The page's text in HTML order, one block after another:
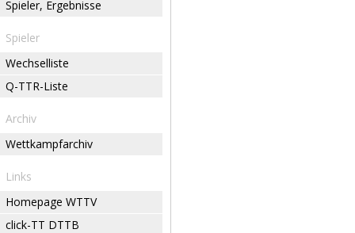
Spieler, Ergebnisse
Spieler
Wechselliste
Q-TTR-Liste
Archiv
Wettkampfarchiv
Links
Homepage WTTV
click-TT DTTB